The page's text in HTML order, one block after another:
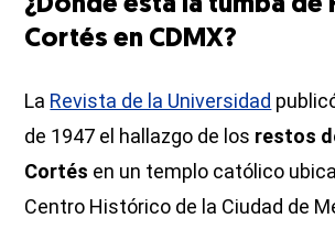
Cortés en CDMX?
La Revista de la Universidad
de 1947 el hallazgo de los restos
Cortés en un templo católico
Centro Histórico de la Ciudad de